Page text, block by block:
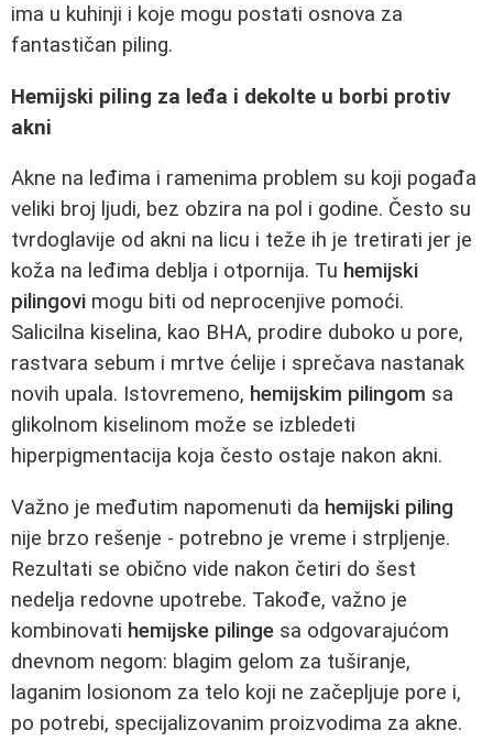
ima u kuhinji i koje mogu postati osnova za
fantastičan piling.
Hemijski piling za leđa i dekolte u borbi protiv
akni
Akne na leđima i ramenima problem su koji pogađa
veliki broj ljudi, bez obzira na pol i godine. Često su
tvrdoglavije od akni na licu i teže ih je tretirati jer je
koža na leđima deblja i otpornija. Tu hemijski
pilingovi mogu biti od neprocenjive pomoći.
Salicilna kiselina, kao BHA, prodire duboko u pore,
rastvara sebum i mrtve ćelije i sprečava nastanak
novih upala. Istovremeno, hemijskim pilingom sa
glikolnom kiselinom može se izbledeti
hiperpigmentacija koja često ostaje nakon akni.
Važno je međutim napomenuti da hemijski piling
nije brzo rešenje - potrebno je vreme i strpljenje.
Rezultati se obično vide nakon četiri do šest
nedelja redovne upotrebe. Takođe, važno je
kombinovati hemijske pilinge sa odgovarajućom
dnevnom negom: blagim gelom za tuširanje,
laganim losionom za telo koji ne začepljuje pore i,
po potrebi, specijalizovanim proizvodima za akne.